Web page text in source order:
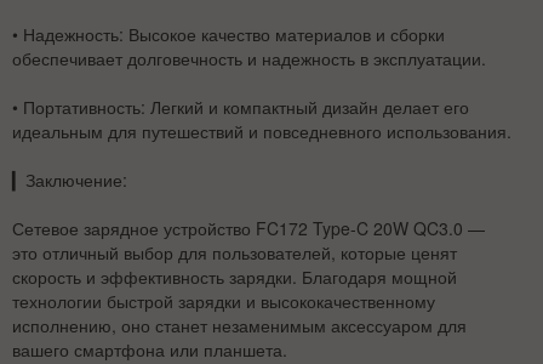
• Надежность: Высокое качество материалов и сборки
обеспечивает долговечность и надежность в эксплуатации.
• Портативность: Легкий и компактный дизайн делает его
идеальным для путешествий и повседневного использования.
Заключение:
Сетевое зарядное устройство FC172 Type-C 20W QC3.0 —
это отличный выбор для пользователей, которые ценят
скорость и эффективность зарядки. Благодаря мощной
технологии быстрой зарядки и высококачественному
исполнению, оно станет незаменимым аксессуаром для
вашего смартфона или планшета.